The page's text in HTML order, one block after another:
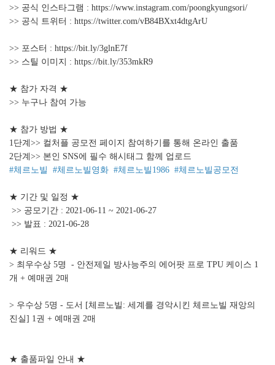
>> 공식 인스타그램 : https://www.instagram.com/poongkyungsori/
>> 공식 트위터 : https://twitter.com/vB84BXxt4dtgArU
>> 포스터 : https://bit.ly/3glnE7f
>> 스틸 이미지 : https://bit.ly/353mkR9
★ 참가 자격 ★
>> 누구나 참여 가능
★ 참가 방법 ★
1단계>> 컬처플 공모전 페이지 참여하기를 통해 온라인 출품
2단계>> 본인 SNS에 필수 해시태그 함께 업로드
#체르노빌 #체르노빌영화 #체르노빌1986 #체르노빌공모전
★ 기간 및 일정 ★
>> 공모기간 : 2021-06-11 ~ 2021-06-27
>> 발표 : 2021-06-28
★ 리워드 ★
> 최우수상 5명 - 안전제일 방사능주의 에어팟 프로 TPU 케이스 1
개 + 예매권 2매
> 우수상 5명 - 도서 [체르노빌: 세계를 경악시킨 체르노빌 재앙의
진실] 1권 + 예매권 2매
★ 출품파일 안내 ★